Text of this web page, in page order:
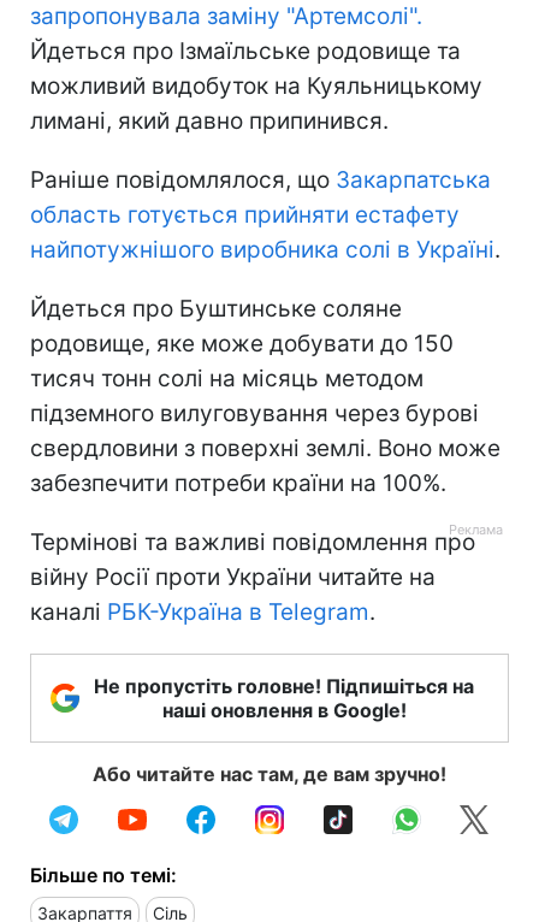
запропонувала заміну "Артемсолі".
Йдеться про Ізмаїльське родовище та
можливий видобуток на Куяльницькому
лимані, який давно припинився.
Раніше повідомлялося, що Закарпатська
область готується прийняти естафету
найпотужнішого виробника солі в Україні.
Йдеться про Буштинське соляне
родовище, яке може добувати до 150
тисяч тонн солі на місяць методом
підземного вилуговування через бурові
свердловини з поверхні землі. Воно може
забезпечити потреби країни на 100%.
Термінові та важливі повідомлення про
війну Росії проти України читайте на
каналі РБК-Україна в Telegram.
Не пропустіть головне! Підпишіться на
наші оновлення в Google!
Або читайте нас там, де вам зручно!
Більше по темі:
Закарпаття Сіль